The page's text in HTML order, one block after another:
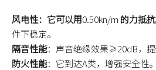
风电性：它可以用0.50kn/m 的力抵
件下稳定。
隔音性能：声音绝缘效果≥20dB，提
防火性能：它到达A类，增强安全性。